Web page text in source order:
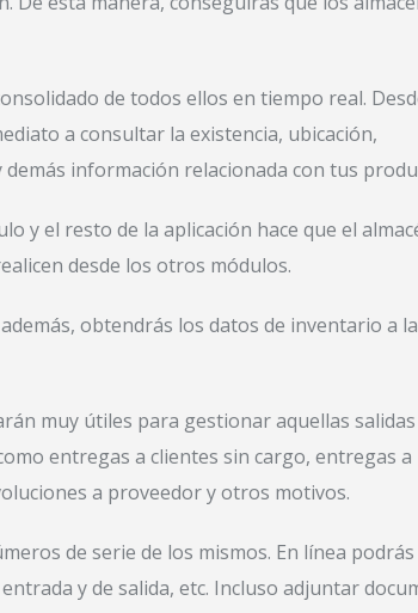
de todos ellos en tiempo real.
a consultar la existencia, ubicación,
información relacionada con tus
y el resto de la aplicación hace que el
desde los otros módulos.
obtendrás los datos de inventario a
muy útiles para gestionar aquellas salidas
entregas a clientes sin cargo, entregas a
a proveedor y otros motivos.
de serie de los mismos. En línea
y de salida, etc. Incluso adjuntar